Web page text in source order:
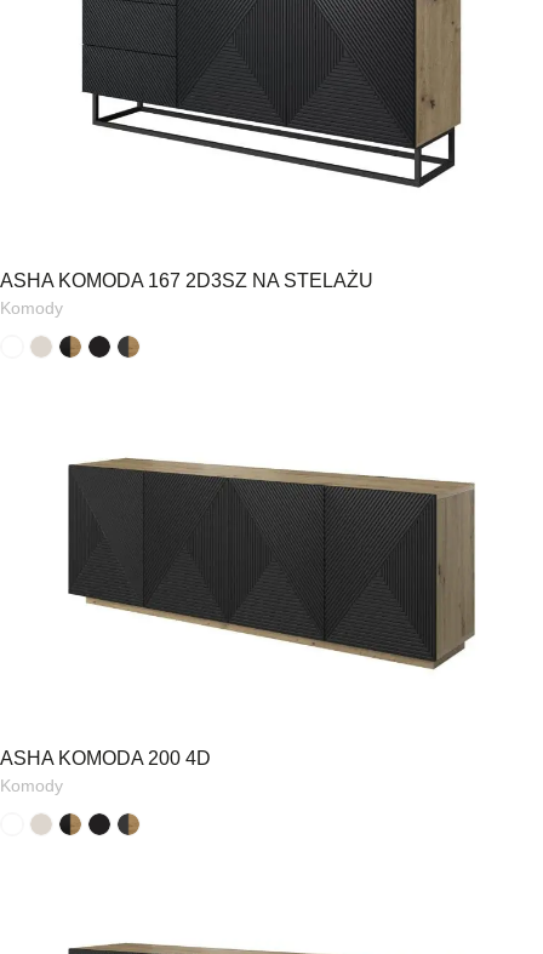
ASHA KOMODA 167 2D3SZ NA STELAŻU
Komody
ASHA KOMODA 200 4D
Komody